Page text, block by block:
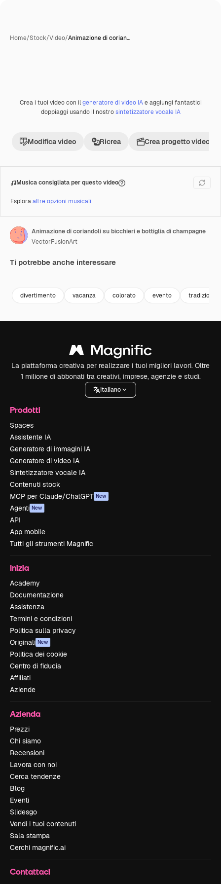
Home/Stock/Video/Animazione di corian…
Premium
Crea i tuoi video con ilgeneratore di video IAe aggiungi fantastici
doppiaggi usando il nostrosintetizzatore vocale IA
Modifica video Ricrea Crea progetto video
Musica consigliata per questo video
Esploraaltre opzioni musicali
Animazione di coriandoli su bicchieri e bottiglia di champagne
VectorFusionArt
Ti potrebbe anche interessare
divertimento vacanza colorato evento tradizione
La piattaforma creativa per realizzare i tuoi migliori lavori. Oltre
1 milione di abbonati tra creativi, imprese, agenzie e studi.
Italiano
Prodotti
Spaces
Assistente IA
Generatore di immagini IA
Generatore di video IA
Sintetizzatore vocale IA
Contenuti stock
MCP per Claude/ChatGPT New
Agenti New
API
App mobile
Tutti gli strumenti Magnific
Inizia
Academy
Documentazione
Assistenza
Termini e condizioni
Politica sulla privacy
Originali New
Politica dei cookie
Centro di fiducia
Affiliati
Aziende
Azienda
Prezzi
Chi siamo
Recensioni
Lavora con noi
Cerca tendenze
Blog
Eventi
Slidesgo
Vendi i tuoi contenuti
Sala stampa
Cerchi magnific.ai
Contattaci